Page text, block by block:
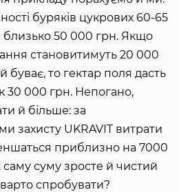
буряків цукрових 60-65
50 000 грн. Якщо
становитимуть 20 000
буває, то гектар поля дасть
30 000 грн. Непогано,
й більше: за
захисту UKRAVIT витрати
приблизно на 7000
саму суму зросте й чистий
спробувати?